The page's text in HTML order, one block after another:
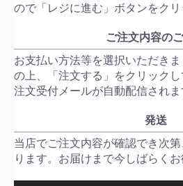
ので「レジに進む」ボタンをクリ
ご注文内容の
お支払い方法等を選択いただき
の上、「注文する」をクリック
注文受付メールが自動配信されま
発送
当店でご注文内容が確認でき次
ります。お届けまで今しばらくお